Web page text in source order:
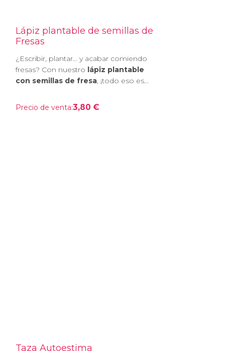
Lápiz plantable de semillas de
Fresas
¿Escribir, plantar... y acabar comiendo
fresas? Con nuestro lápiz plantable
con semillas de fresa, ¡todo eso es...
Precio de venta:3,80 €
Taza Autoestima